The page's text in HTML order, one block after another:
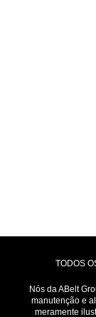
TODOS
Nós da ABelt
manutenção e
meramente